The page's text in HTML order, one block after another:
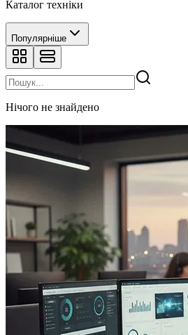
Каталог техніки
Популярніше
Нічого не знайдено